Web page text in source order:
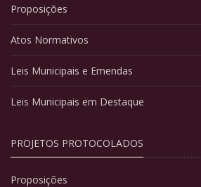
Proposições
Atos Normativos
Leis Municipais e Emendas
Leis Municipais em Destaque
PROJETOS PROTOCOLADOS
Proposições